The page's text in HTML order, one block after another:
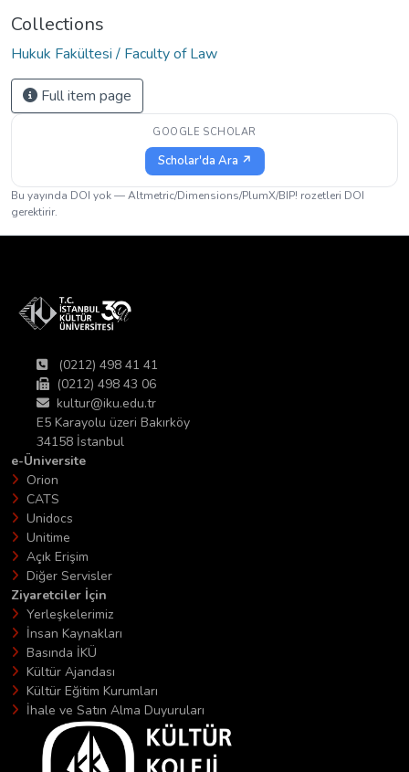
Collections
Hukuk Fakültesi / Faculty of Law
Full item page
GOOGLE SCHOLAR
Scholar'da Ara ↗
Bu yayında DOI yok — Altmetric/Dimensions/PlumX/BIP! rozetleri DOI
gerektirir.
(0212) 498 41 41
(0212) 498 43 06
kultur@iku.edu.tr
E5 Karayolu üzeri Bakırköy
34158 İstanbul
e-Üniversite
Orion
CATS
Unidocs
Unitime
Açık Erişim
Diğer Servisler
Ziyaretciler İçin
Yerleşkelerimiz
İnsan Kaynakları
Basında İKÜ
Kültür Ajandası
Kültür Eğitim Kurumları
İhale ve Satın Alma Duyuruları